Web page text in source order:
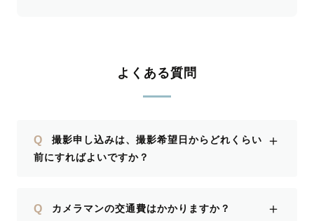
よくある質問
Q
撮影申し込みは、撮影希望日からどれくらい
前にすればよいですか？
＋
Q カメラマンの交通費はかかりますか？ ＋